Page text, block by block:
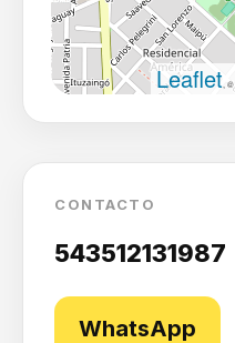
Leaflet , ©
CONTACTO
543512131987
WhatsApp